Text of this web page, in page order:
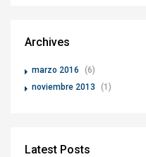
Archives
marzo 2016
(6)
noviembre 2013
(1)
Latest Posts